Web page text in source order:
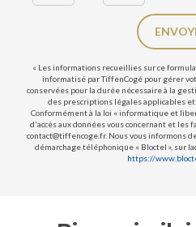
« Les informations recueillies sur ce
informatisé par TiffenCogé pour gérer
conservées pour la durée nécessaire à la
des prescriptions légales applicables
Conformément à la loi « informatique et
d'accès aux données vous concernant et
contact@tiffencoge.fr. Nous vous informons
démarchage téléphonique « Bloctel », sur
https://